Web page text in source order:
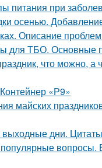
питания при
осенью.
Описание
для ТБО. Основные
что можно,
«Р9»
майских
дни.
вопросы.